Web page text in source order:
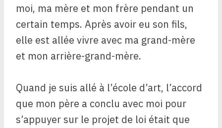
moi, ma mère et mon frère pendant un
certain temps. Après avoir eu son fils,
elle est allée vivre avec ma grand-mère
et mon arrière-grand-mère.
Quand je suis allé à l’école d’art, l’accord
que mon père a conclu avec moi pour
s’appuyer sur le projet de loi était que